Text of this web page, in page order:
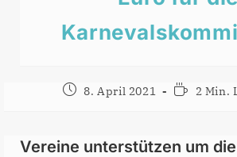
Beitrag8. April 2021 Lesedauer:
2 Min.
Vereine unterstützen um die